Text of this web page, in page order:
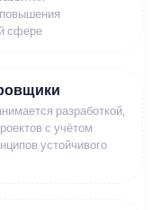
сфере
разработкой,
с учётом
устойчивого